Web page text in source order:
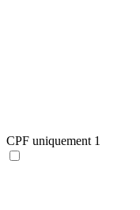
CPF uniquement 1